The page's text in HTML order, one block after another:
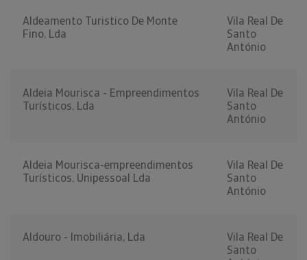
Aldeamento Turistico De Monte
Fino, Lda
Vila Real De
Santo
António
Aldeia Mourisca - Empreendimentos
Turísticos, Lda
Vila Real De
Santo
António
Aldeia Mourisca-empreendimentos
Turísticos, Unipessoal Lda
Vila Real De
Santo
António
Aldouro - Imobiliária, Lda
Vila Real De
Santo